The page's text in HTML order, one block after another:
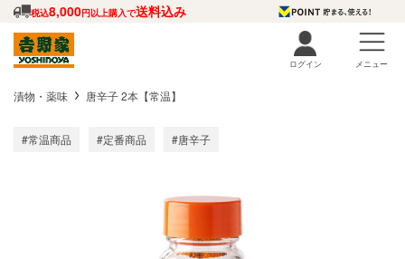
税込8,000円以上購入で送料込み
ログイン メニュー
漬物・薬味 唐辛子 2本【常温】
#常温商品 #定番商品 #唐辛子